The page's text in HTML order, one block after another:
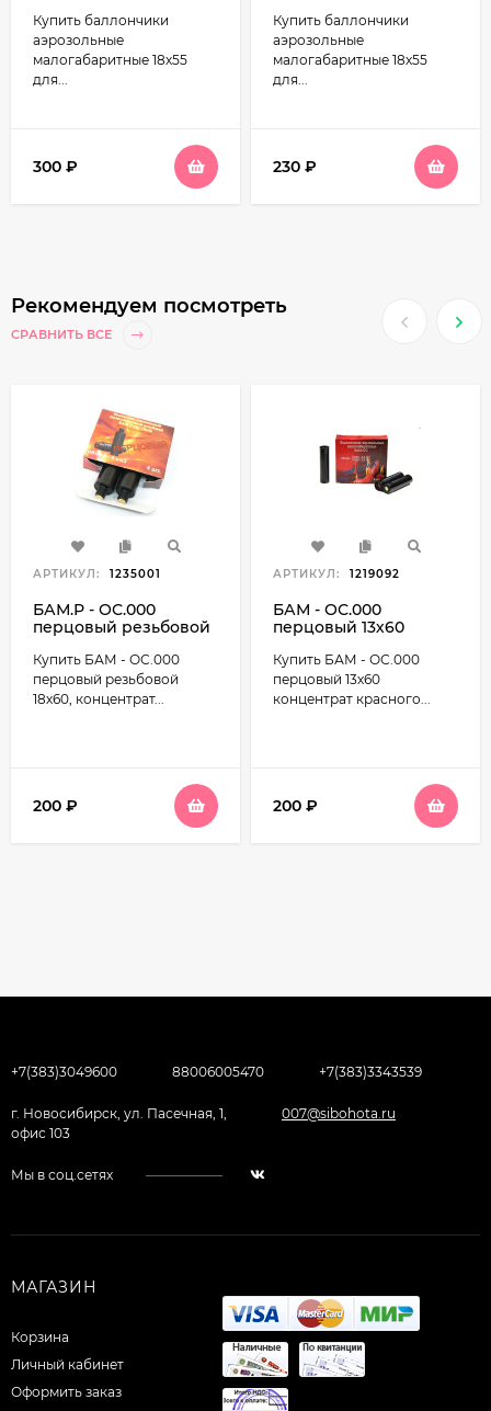
(CR) 1%
Купить баллончики
аэрозольные
малогабаритные 18х55
для...
300 ₽
перца (ОС) - 20 мг.,
-15°C до +40°C
Купить баллончики
аэрозольные
малогабаритные 18х55
для...
230 ₽
Рекомендуем посмотреть
СРАВНИТЬ ВСЕ
АРТИКУЛ: 1235001
БАМ.Р - ОС.000
перцовый резьбовой
красного перца (ОС)
-5°C до +40°C
Купить БАМ - ОС.000
перцовый резьбовой
18х60, концентрат...
200 ₽
АРТИКУЛ: 1219092
БАМ - ОС.000
перцовый 13х60
перца (ОС)-20 мг -5°C
до +40°C
Купить БАМ - ОС.000
перцовый 13х60
концентрат красного...
200 ₽
+7(383)3049600 88006005470 +7(383)3343539
г. Новосибирск, ул. Пасечная, 1,
офис 103
007@sibohota.ru
Мы в соц.сетях
МАГАЗИН
Корзина
Личный кабинет
Оформить заказ